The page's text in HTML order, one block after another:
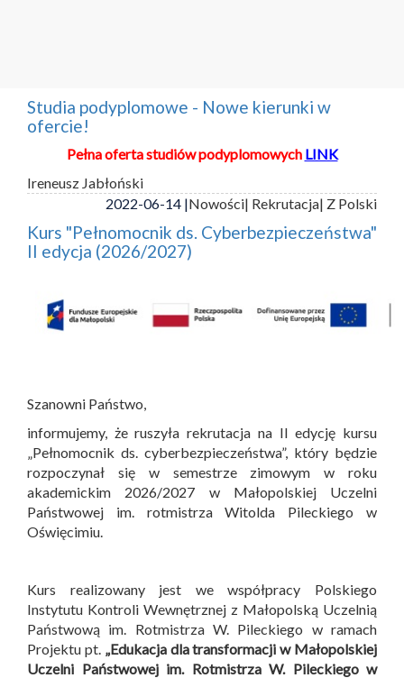
Studia podyplomowe - Nowe kierunki w
ofercie!
Pełna oferta studiów podyplomowych LINK
Ireneusz Jabłoński
2022-06-14 |Nowości| Rekrutacja| Z Polski
Kurs "Pełnomocnik ds. Cyberbezpieczeństwa"
II edycja (2026/2027)
Szanowni Państwo,
informujemy, że ruszyła rekrutacja na II edycję kursu
„Pełnomocnik ds. cyberbezpieczeństwa”, który będzie
rozpoczynał się w semestrze zimowym w roku
akademickim 2026/2027 w Małopolskiej Uczelni
Państwowej im. rotmistrza Witolda Pileckiego w
Oświęcimiu.
Kurs realizowany jest we współpracy Polskiego
Instytutu Kontroli Wewnętrznej z Małopolską Uczelnią
Państwową im. Rotmistrza W. Pileckiego w ramach
Projektu pt. „Edukacja dla transformacji w Małopolskiej
Uczelni Państwowej im. Rotmistrza W. Pileckiego w